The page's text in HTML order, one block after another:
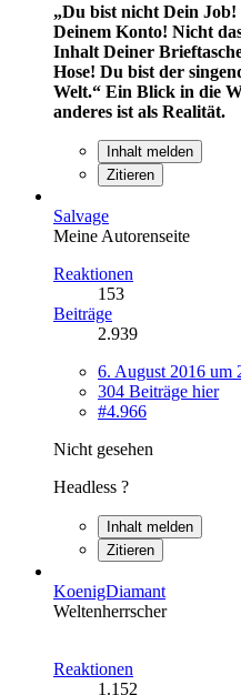
„Du bist nicht Dein
Deinem Konto! Nicht
Inhalt Deiner
Hose! Du bist der
Welt.“ Ein Blick in die
anderes ist als Realität.
Inhalt melden
Zitieren
Salvage
Meine Autorenseite
Reaktionen
153
Beiträge
2.939
6. August 2016 um
304 Beiträge hier
#4.966
Nicht gesehen
Headless ?
Inhalt melden
Zitieren
KoenigDiamant
Weltenherrscher
Reaktionen
1.152